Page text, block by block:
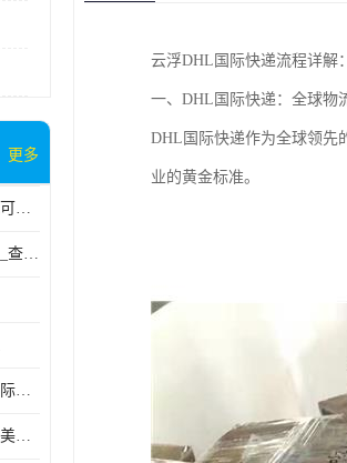
更多
电池可以邮寄到国外电池可以发国际物流手机电池可以邮寄到国外
杭州到英语国际快递公司_查国际快递
为什么黑色口罩不能发国际快递 国际寄口罩快递需要填写信息
个人邮寄国际快递物流到美加墨西哥英国比利时荷兰波兰意大利
云浮DHL国际快递流程详解
一、DHL国际快递：全球物
DHL国际快递作为全球领先
业的黄金标准。